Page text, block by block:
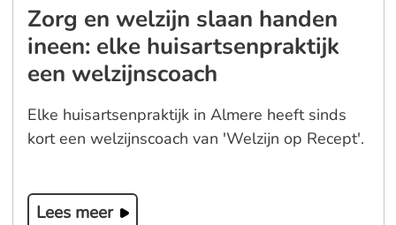
Zorg en welzijn slaan handen
ineen: elke huisartsenpraktijk
een welzijnscoach
Elke huisartsenpraktijk in Almere heeft sinds
kort een welzijnscoach van 'Welzijn op Recept'.
Lees meer